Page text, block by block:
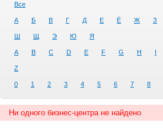
Все
А Б В Г Д Е Ё Ж З
Ш Щ Э Ю Я
A B C D E F G H I
Z
0 1 2 3 4 5 6 7 8
Ни одного бизнес-центра не найдено